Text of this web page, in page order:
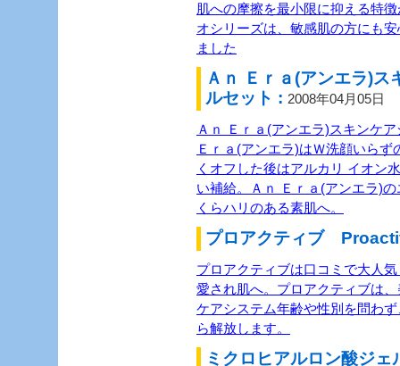
肌への摩擦を最小限に抑える特
オシリーズは、敏感肌の方にも
ました
Ａｎ Ｅｒａ(アンエラ)
ルセット : 2008年04月05日
Ａｎ Ｅｒａ(アンエラ)スキンケ
Ｅｒａ(アンエラ)はＷ洗顔いら
くオフした後はアルカリ イオン
い補給。Ａｎ Ｅｒａ(アンエラ)
くらハリのある素肌へ。
プロアクティブ
プロアクティブは口コミで大人
愛され肌へ。プロアクティブは
ケアシステム年齢や性別を問わ
ら解放します。
ミクロヒアルロン酸ジ